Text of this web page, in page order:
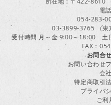
電
054-283-
03-3899-3765 （東
受付時間 月～金 9:00～18:00 土
FAX：
お問合
お問い合わせ
会
特定商取引
プライバ
ご利